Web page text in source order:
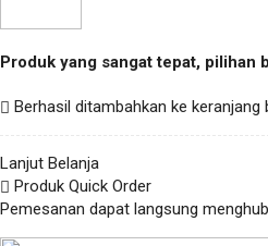
Produk yang sangat tepat, pilihan
Berhasil ditambahkan ke keranjang
Lanjut Belanja
Produk Quick Order
Pemesanan dapat langsung